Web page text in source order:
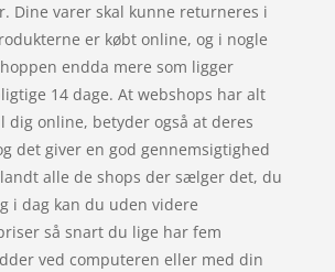
Dine varer skal kunne returneres i
er købt online, og i nogle
endda mere som ligger
14 dage. At webshops har alt
dig online, betyder også at deres
det giver en god gennemsigtighed
alle de shops der sælger det, du
i dag kan du uden videre
så snart du lige har fem
ved computeren eller med din